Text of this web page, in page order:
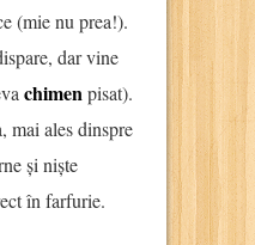
(mie nu prea!).
dar vine
chimenpisat).
mai ales dinspre
și niște
în farfurie.